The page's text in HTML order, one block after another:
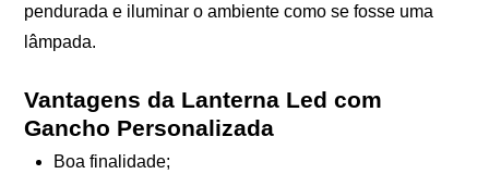
pendurada e iluminar o ambiente como se fosse uma
lâmpada.
Vantagens da Lanterna Led com
Gancho Personalizada
Boa finalidade;